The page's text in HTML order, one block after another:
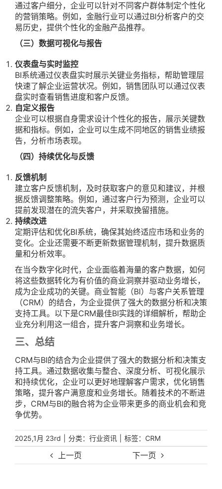
上一页 下一页
通过客户细分，企业可以针对不同客户群体制定个性化
的营销策略。例如，金融行业可以通过BI分析客户的交
易历史，提供个性化的金融产品推荐。
（三）数据可视化与报告
仪表盘与实时监控
BI系统通过仪表盘实时展示关键业务指标，帮助管理层
快速了解企业运营状况。例如，销售团队可以通过仪表
盘实时查看销售进度和客户反馈。
自定义报告
企业可以根据自身需求设计个性化的报告，展示关键数
据和指标。例如，企业可以生成不同地区的销售业绩报
告，分析市场表现。
（四）持续优化与反馈
反馈机制
建立客户反馈机制，及时获取客户的意见和建议，并根
据反馈调整策略。例如，通过客户行为预测，企业可以
提前发现潜在的流失客户，并采取挽留措施。
持续改进
定期评估和优化BI系统，确保其始终适应市场和业务的
变化。企业还需要不断更新数据管理机制，提升数据质
量和分析效率。
在当今数字化时代，企业面临着海量的客户数据，如何
将这些数据转化为有价值的商业洞察并驱动业务增长，
成为企业成功的关键。商业智能（BI）与客户关系管理
（CRM）的结合，为企业提供了强大的数据分析和决策
支持工具。以下是CRM最佳BI实践的详细解析，帮助企
业充分利用这一组合，提升客户洞察和业务增长。
三、总结
CRM与BI的结合为企业提供了强大的数据分析和决策支
持工具。通过数据收集与整合、深度分析、可视化展示
和持续优化，企业可以更好地理解客户需求，优化销售
策略，提升客户满意度和业务增长。随着技术的不断进
步，CRM与BI的融合将为企业带来更多的商业机会和竞
争优势。
2025,1月 23rd 分类： 行业资讯 标签： CRM